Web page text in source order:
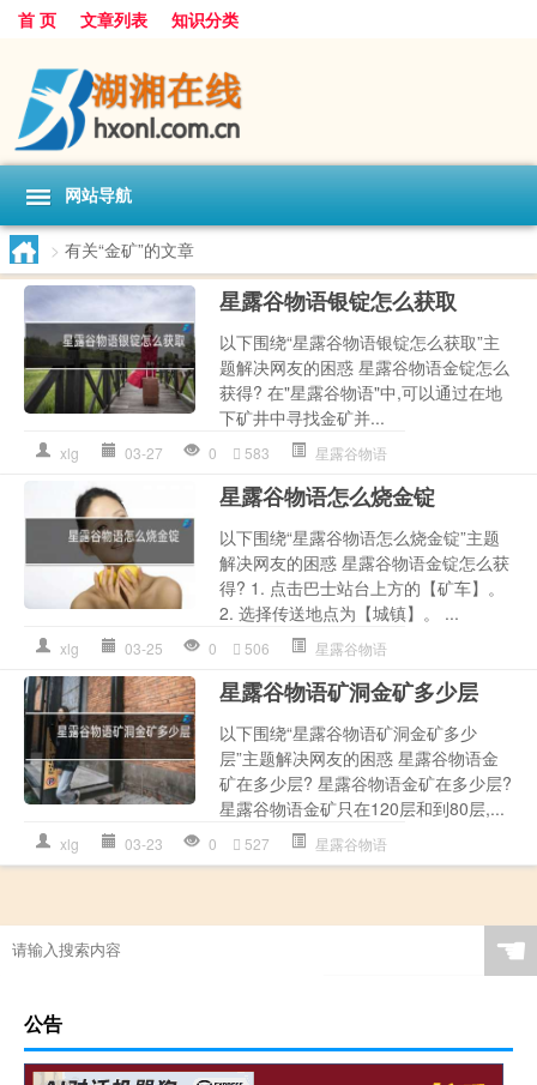
首 页 文章列表 知识分类
网站导航
> 有关“金矿”的文章
星露谷物语银锭怎么获取
以下围绕“星露谷物语银锭怎么获取”主
题解决网友的困惑 星露谷物语金锭怎么
获得? 在"星露谷物语"中,可以通过在地
下矿井中寻找金矿并...
xlg 03-27 0 583 星露谷物语
星露谷物语怎么烧金锭
以下围绕“星露谷物语怎么烧金锭”主题
解决网友的困惑 星露谷物语金锭怎么获
得? 1. 点击巴士站台上方的【矿车】。
2. 选择传送地点为【城镇】。 ...
xlg 03-25 0 506 星露谷物语
星露谷物语矿洞金矿多少层
以下围绕“星露谷物语矿洞金矿多少
层”主题解决网友的困惑 星露谷物语金
矿在多少层? 星露谷物语金矿在多少层?
星露谷物语金矿只在120层和到80层,...
xlg 03-23 0 527 星露谷物语
☚
公告